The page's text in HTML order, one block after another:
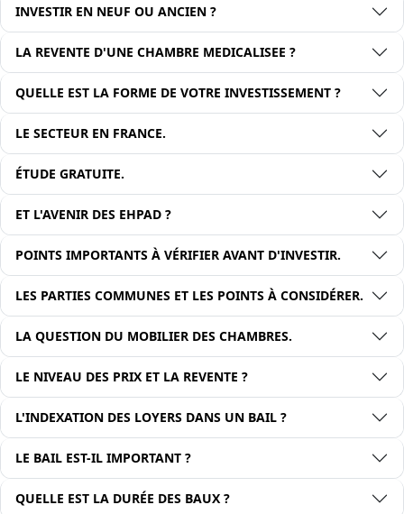
INVESTIR EN NEUF OU ANCIEN ?
LA REVENTE D'UNE CHAMBRE MEDICALISEE ?
QUELLE EST LA FORME DE VOTRE INVESTISSEMENT ?
LE SECTEUR EN FRANCE.
ÉTUDE GRATUITE.
ET L'AVENIR DES EHPAD ?
POINTS IMPORTANTS À VÉRIFIER AVANT D'INVESTIR.
LES PARTIES COMMUNES ET LES POINTS À CONSIDÉRER.
LA QUESTION DU MOBILIER DES CHAMBRES.
LE NIVEAU DES PRIX ET LA REVENTE ?
L'INDEXATION DES LOYERS DANS UN BAIL ?
LE BAIL EST-IL IMPORTANT ?
QUELLE EST LA DURÉE DES BAUX ?